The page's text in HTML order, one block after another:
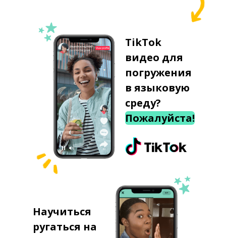
TikTok
видео для
погружения
в языковую
среду?
Пожалуйста!
Научиться
ругаться на